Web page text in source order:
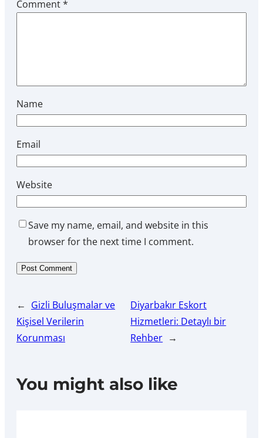
Comment*
Name
Email
Website
Save my name, email, and website in this
browser for the next time I comment.
← Gizli Buluşmalar ve
Kişisel Verilerin
Korunması
Diyarbakır Eskort
Hizmetleri: Detaylı bir
Rehber →
You might also like